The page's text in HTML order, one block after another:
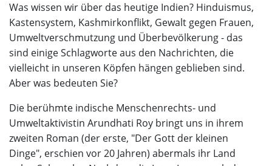
Was wissen wir über das heutige Indien? Hinduismus,
Kastensystem, Kashmirkonflikt, Gewalt gegen Frauen,
Umweltverschmutzung und Überbevölkerung - das
sind einige Schlagworte aus den Nachrichten, die
vielleicht in unseren Köpfen hängen geblieben sind.
Aber was bedeuten Sie?
Die berühmte indische Menschenrechts- und
Umweltaktivistin Arundhati Roy bringt uns in ihrem
zweiten Roman (der erste, "Der Gott der kleinen
Dinge", erschien vor 20 Jahren) abermals ihr Land